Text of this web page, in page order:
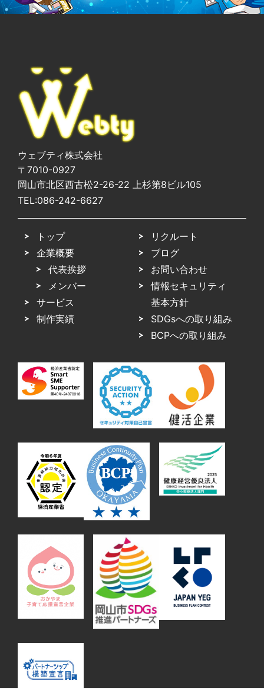
ウェブティ株式会社
〒7010-0927
岡山市北区西古松2-26-22 上杉第8ビル105
TEL:086-242-6627
トップ
企業概要
代表挨拶
メンバー
サービス
制作実績
リクルート
ブログ
お問い合わせ
情報セキュリティ
基本方針
SDGsへの取り組み
BCPへの取り組み